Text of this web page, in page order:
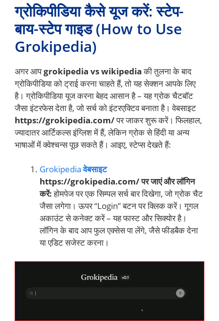
ग्रोकिपीडिया कैसे यूज करें: स्टेप-
बाय-स्टेप गाइड (How to Use
Grokipedia)
अगर आपgrokipedia vs wikipediaकी तुलना के बाद
ग्रोकिपीडिया को ट्राई करना चाहते हैं, तो यह सेक्शन आपके लिए
है। ग्रोकिपीडिया यूज करना बेहद आसान है – यह ग्रोक चैटबॉट
जैसा इंटरफेस देता है, जो सर्च को इंटरएक्टिव बनाता है। वेबसाइट
https://grokipedia.com/पर जाकर शुरू करें। फिलहाल,
ज्यादातर आर्टिकल्स इंग्लिश में हैं, लेकिन ग्रोक से हिंदी या अन्य
भाषाओं में क्वेश्चन्स पूछ सकते हैं। आइए, स्टेप्स देखते हैं:
Grokipediaवेबसाइट
https://grokipedia.com/पर जाएं और लॉगिन
करें:होमपेज पर एक सिम्पल सर्च बार दिखेगा, जो ग्रोक चैट
जैसा लगेगा। ऊपर “Login” बटन पर क्लिक करें। गूगल
अकाउंट से कनेक्ट करें – यह फास्ट और सिक्योर है।
लॉगिन के बाद आप फुल एक्सेस पा लेंगे, जैसे फीडबैक देना
या एडिट सजेस्ट करना।